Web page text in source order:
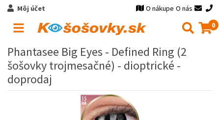
Môj účet O nákupe O nás
0
Phantasee Big Eyes - Defined Ring (2
šošovky trojmesačné) - dioptrické -
doprodaj